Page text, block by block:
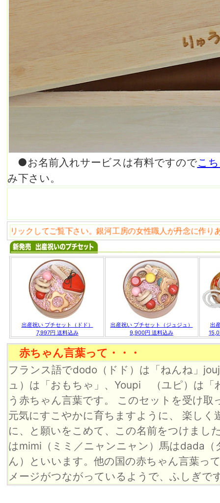
●お名前入れサービスは有料ですのでこ
み下さい。
さい。銀河工房の女性職人が丹念に作りあげました。
出産祝い プチセット（ドド）
7,997円 送料込み
出産祝い プチセット（ジュジュ）
9,900円 送料込み
出
赤ちゃん言葉って・・・
フランス語でdodo（ドド）は「ねんね」
ュ）は「おもちゃ」、Youpi （ユピ）は「
う赤ちゃん言葉です。 このセットを受け取
元気にすこやかに育ちますように、 楽しく
に、と願いをこめて、この名前をつけまし
はmimi（ミミ／ニャンニャン）馬はdada（
ん）といいます。他の国の赤ちゃん言葉っ
メージがつながっているようで、ふしぎで